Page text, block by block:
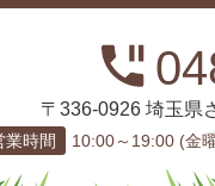
〒336-0926 埼玉県
業時間 10:00～19:00 (金